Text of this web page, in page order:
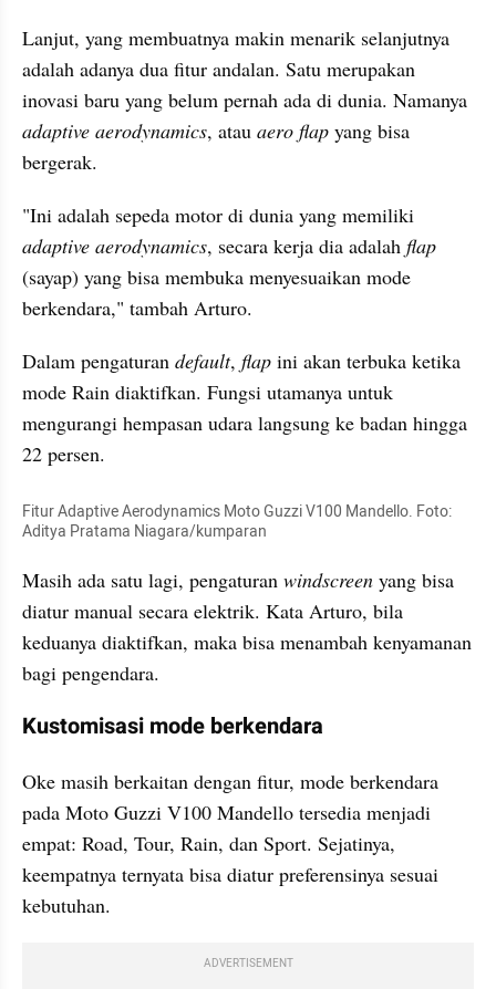
Lanjut, yang membuatnya makin menarik selanjutnya
adalah adanya dua fitur andalan. Satu merupakan
adaptive aerodynamics, atau aero flap yang bisa
bergerak.
adaptive aerodynamics, secara kerja dia adalah flap
(sayap) yang bisa membuka menyesuaikan mode
berkendara," tambah Arturo.
Dalam pengaturan default, flap ini akan terbuka ketika
mode Rain diaktifkan. Fungsi utamanya untuk
mengurangi hempasan udara langsung ke badan hingga
22 persen.
Fitur Adaptive Aerodynamics Moto Guzzi V100 Mandello. Foto:
Aditya Pratama Niagara/kumparan
Masih ada satu lagi, pengaturan windscreen yang bisa
diatur manual secara elektrik. Kata Arturo, bila
keduanya diaktifkan, maka bisa menambah kenyamanan
bagi pengendara.
Kustomisasi mode berkendara
Oke masih berkaitan dengan fitur, mode berkendara
pada Moto Guzzi V100 Mandello tersedia menjadi
empat: Road, Tour, Rain, dan Sport. Sejatinya,
keempatnya ternyata bisa diatur preferensinya sesuai
kebutuhan.
ADVERTISEMENT